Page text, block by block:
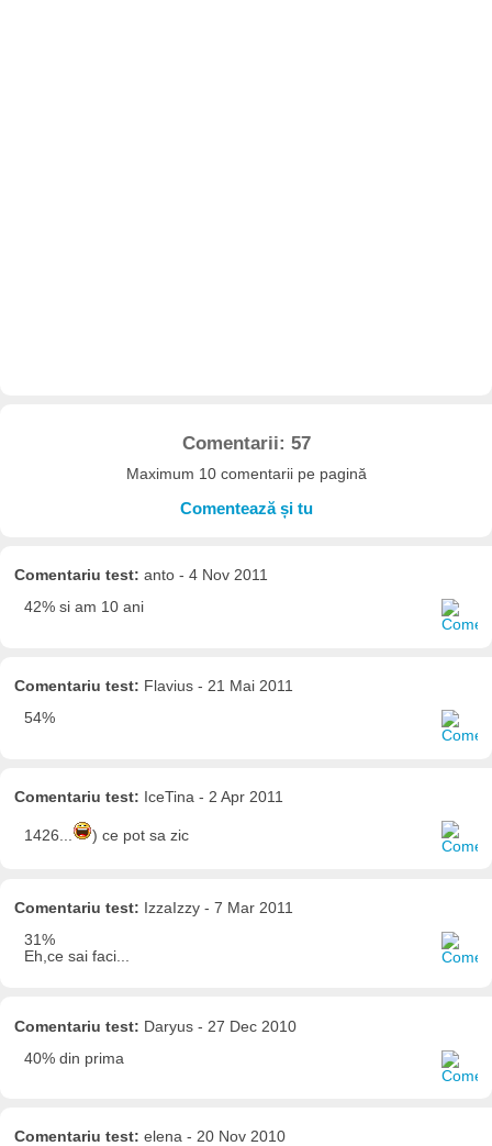
Comentarii: 57
Maximum 10 comentarii pe pagină
Comentează și tu
Comentariu test: anto - 4 Nov 2011
42% si am 10 ani
Comentariu test: Flavius - 21 Mai 2011
54%
Comentariu test: IceTina - 2 Apr 2011
1426... ) ce pot sa zic
Comentariu test: IzzaIzzy - 7 Mar 2011
31%
Eh,ce sai faci...
Comentariu test: Daryus - 27 Dec 2010
40% din prima
Comentariu test: elena - 20 Nov 2010